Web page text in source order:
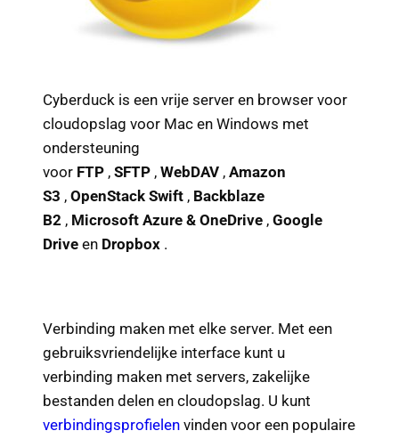
Cyberduck is een vrije server en browser voor
cloudopslag voor Mac en Windows met
ondersteuning
voor FTP , SFTP , WebDAV , Amazon
S3 , OpenStack Swift , Backblaze
B2 , Microsoft Azure & OneDrive , Google
Drive en Dropbox .
Verbinding maken met elke server. Met een
gebruiksvriendelijke interface kunt u
verbinding maken met servers, zakelijke
bestanden delen en cloudopslag. U kunt
verbindingsprofielen vinden voor een populaire